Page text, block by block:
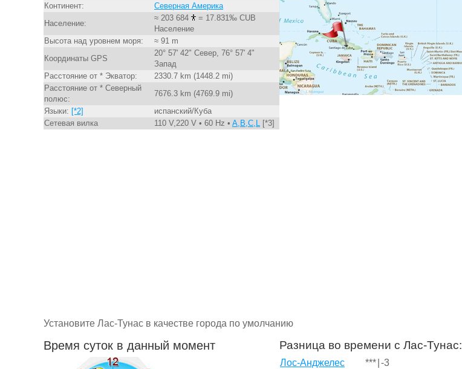
Континент:
Северная Америка
Население:
≈ 203 684
= 17.831‰ CUB
Население
Высота над уровнем моря:
≈ 91 m
Координаты GPS
20° 57' 42" Север, 76° 57' 4"
Запад
Расстояние от * Экватор:
2330.7 km (1448.2 mi)
Расстояние от * Северный
полюс:
7676.3 km (4769.9 mi)
Языки: [*2]
испанский/Куба
Сетевая вилка
110 V,220 V • 60 Hz • A,B,C,L [*3]
Установите Лас-Тунас в качестве города по умолчанию
Время суток в данный момент Разница во времени с Лас-Тунас:
Лос-Анджелес *** -3